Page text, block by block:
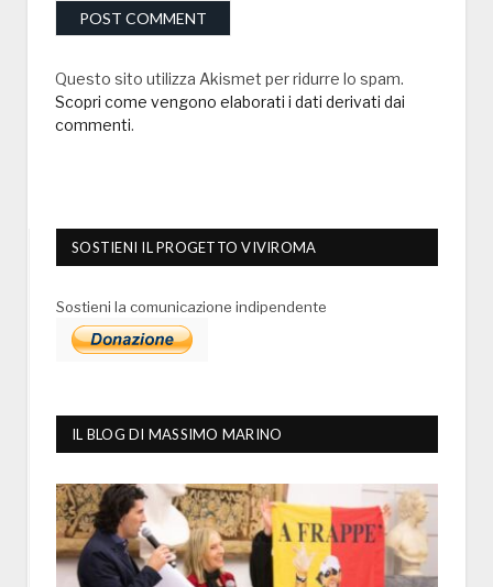
Questo sito utilizza Akismet per ridurre lo spam.
Scopri come vengono elaborati i dati derivati dai
commenti.
SOSTIENI IL PROGETTO VIVIROMA
Sostieni la comunicazione indipendente
IL BLOG DI MASSIMO MARINO